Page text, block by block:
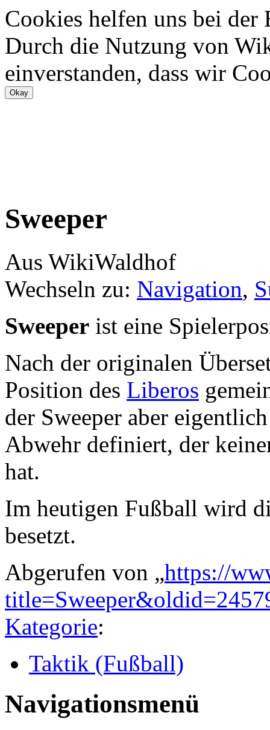
Cookies helfen uns bei
Durch die Nutzung von
einverstanden, dass wir
Sweeper
Aus WikiWaldhof
Wechseln zu: Navigation,
Sweeper ist eine
Nach der originalen
Position des Liberos
der Sweeper aber
Abwehr definiert, der
hat.
Im heutigen Fußball wird
besetzt.
Abgerufen von „https://
Kategorie:
Taktik (Fußball)
Navigationsmenü